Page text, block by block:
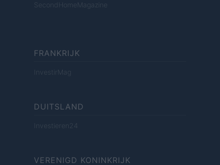
SecondHomeMagazine
FRANKRIJK
InvestirMag
DUITSLAND
Investieren24
VERENIGD KONINKRIJK